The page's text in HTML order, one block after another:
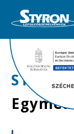
>>Mosogató
STY-